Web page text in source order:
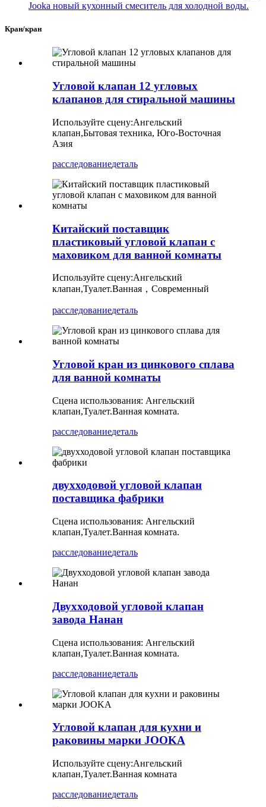
Jooka новый кухонный смеситель для холодной воды.
Кран/кран
Угловой клапан 12 угловых
клапанов для стиральной машины
Используйте сцену:Ангельский
клапан,Бытовая техника, Юго-Восточная
Азия
расследованиедеталь
Китайский поставщик
пластиковый угловой клапан с
маховиком для ванной комнаты
Используйте сцену:Ангельский
клапан,Туалет.Ванная，Современный
расследованиедеталь
Угловой кран из цинкового сплава
для ванной комнаты
Сцена использования: Ангельский
клапан,Туалет.Ванная комната.
расследованиедеталь
двухходовой угловой клапан
поставщика фабрики
Сцена использования: Ангельский
клапан,Туалет.Ванная комната.
расследованиедеталь
Двухходовой угловой клапан
завода Нанан
Сцена использования: Ангельский
клапан,Туалет.Ванная комната.
расследованиедеталь
Угловой клапан для кухни и
раковины марки JOOKA
Используйте сцену:Ангельский
клапан,Туалет.Ванная комната
расследованиедеталь